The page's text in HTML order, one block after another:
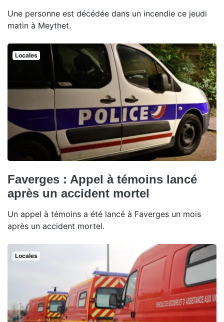
Une personne est décédée dans un incendie ce jeudi
matin à Meythet.
Locales
Faverges : Appel à témoins lancé
après un accident mortel
Un appel à témoins a été lancé à Faverges un mois
après un accident mortel.
Locales